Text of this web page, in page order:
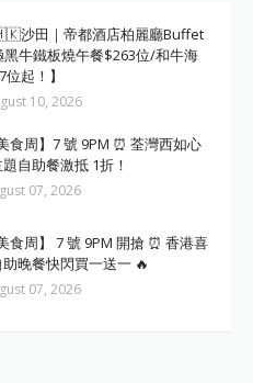
沙田｜帝都酒店柏麗廳Buffet
黑牛鐵板燒午餐$263位/和牛海
起！】
10, 2026
食周】7 號 9PM ⏰ 荃灣西如心
自助餐激抵 1折！
07, 2026
食周】 7 號 9PM 開搶 ⏰ 香港喜
晚餐快閃買一送一 🔥
07, 2026